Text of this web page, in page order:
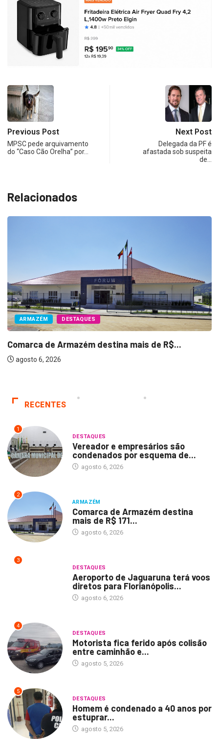
Previous Post
MPSC pede arquivamento
do “Caso Cão Orelha” por…
Next Post
Delegada da PF é
afastada sob suspeita
de…
Relacionados
ARMAZÉM DESTAQUES
Comarca de Armazém destina mais de R$...
agosto 6, 2026
RECENTES
1
DESTAQUES
Vereador e empresários são
condenados por esquema de...
agosto 6, 2026
2
ARMAZÉM
Comarca de Armazém destina
mais de R$ 171...
agosto 6, 2026
3
DESTAQUES
Aeroporto de Jaguaruna terá voos
diretos para Florianópolis...
agosto 6, 2026
4
DESTAQUES
Motorista fica ferido após colisão
entre caminhão e...
agosto 5, 2026
5
DESTAQUES
Homem é condenado a 40 anos por
estuprar...
agosto 5, 2026